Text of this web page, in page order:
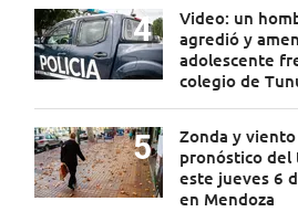
Video: un
agredió y
adolescente
colegio de
Zonda y
pronóstico del
este jueves 6
en Mendoza